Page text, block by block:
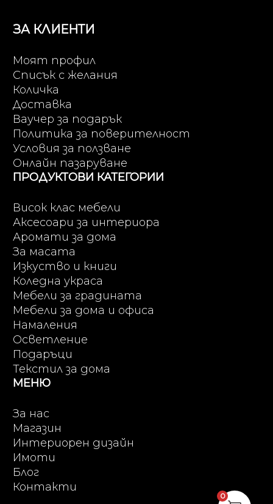
ЗА КЛИЕНТИ
Моят профил
Списък с желания
Количка
Доставка
Ваучер за подарък
Политика за поверителност
Условия за ползване
Онлайн пазаруване
ПРОДУКТОВИ КАТЕГОРИИ
Висок клас мебели
Аксесоари за интериора
Аромати за дома
За масата
Изкуство и книги
Коледна украса
Мебели за градината
Мебели за дома и офиса
Намаления
Осветление
Подаръци
Текстил за дома
МЕНЮ
За нас
Магазин
Интериорен дизайн
Имоти
Блог
Контакти
0